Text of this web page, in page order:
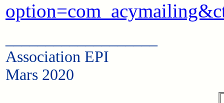
Association EPI
Mars 2020